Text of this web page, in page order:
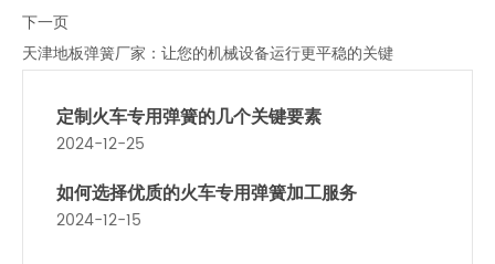
下一页
天津地板弹簧厂家：让您的机械设备运行更平稳的关键
定制火车专用弹簧的几个关键要素
2024-12-25
如何选择优质的火车专用弹簧加工服务
2024-12-15